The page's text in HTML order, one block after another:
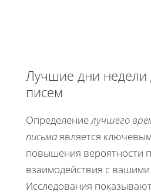
Лучшие дни недели
писем
Определениелучшего
письмаявляется
повышения вероятности
взаимодействия с
Исследования